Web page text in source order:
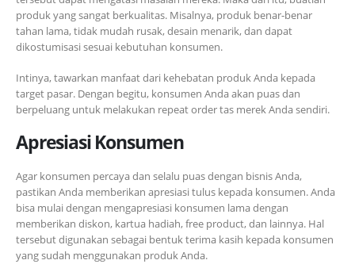
produk yang sangat berkualitas. Misalnya, produk benar-benar
tahan lama, tidak mudah rusak, desain menarik, dan dapat
dikostumisasi sesuai kebutuhan konsumen.
Intinya, tawarkan manfaat dari kehebatan produk Anda kepada
target pasar. Dengan begitu, konsumen Anda akan puas dan
berpeluang untuk melakukan repeat order tas merek Anda sendiri.
Apresiasi Konsumen
Agar konsumen percaya dan selalu puas dengan bisnis Anda,
pastikan Anda memberikan apresiasi tulus kepada konsumen. Anda
bisa mulai dengan mengapresiasi konsumen lama dengan
memberikan diskon, kartua hadiah, free product, dan lainnya. Hal
tersebut digunakan sebagai bentuk terima kasih kepada konsumen
yang sudah menggunakan produk Anda.